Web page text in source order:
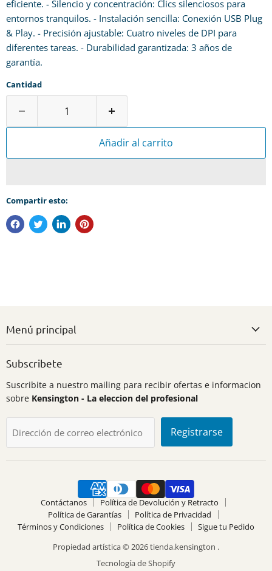
eficiente. - Silencio y concentración: Clics silenciosos para
entornos tranquilos. - Instalación sencilla: Conexión USB Plug
& Play. - Precisión ajustable: Cuatro niveles de DPI para
diferentes tareas. - Durabilidad garantizada: 3 años de
garantía.
Cantidad
Añadir al carrito
Compartir esto:
Menú principal
Subscribete
Suscribite a nuestro mailing para recibir ofertas e informacion
sobre Kensington - La eleccion del profesional
Dirección de correo electrónico Registrarse
Contáctanos
Política de Devolución y Retracto
Política de Garantías
Política de Privacidad
Términos y Condiciones
Política de Cookies
Sigue tu Pedido
Propiedad artística © 2026 tienda.kensington .
Tecnología de Shopify